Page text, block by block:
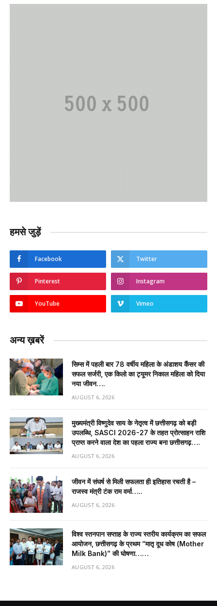
हमसे जुड़ें
Facebook Twitter
Pinterest Instagram
YouTube Vimeo
अन्य ख़बरें
सिम्स में पहली बार 78 वर्षीय महिला के अंडाशय कैंसर की
सफल सर्जरी, एक किलो का ट्यूमर निकाल महिला को दिया
नया जीवन….
AUGUST 6, 2026
मुख्यमंत्री विष्णुदेव साय के नेतृत्व में छत्तीसगढ़ को बड़ी
उपलब्धि, SASCI 2026-27 के तहत प्रोत्साहन राशि
प्राप्त करने वाला देश का पहला राज्य बना छत्तीसगढ़….
AUGUST 6, 2026
जीवन में संघर्ष से मिली सफलता ही इतिहास रचती है –
राजस्व मंत्री टंक राम वर्मा…..
AUGUST 6, 2026
विश्व स्तनपान सप्ताह के राज्य स्तरीय कार्यक्रम का सफल
आयोजन, छत्तीसगढ़ के प्रथम “मातृ दूध कोष (Mother
Milk Bank)” की घोषणा……
AUGUST 6, 2026